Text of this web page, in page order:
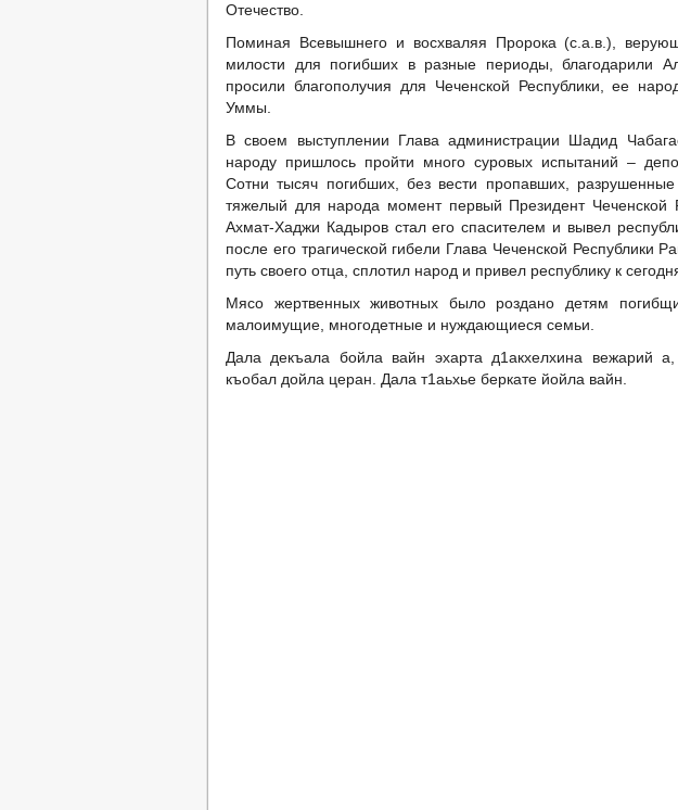
Отечество.
Поминая Всевышнего и восхваляя Пророка (с.а.в.),
милости для погибших в разные периоды, благодарили
просили благополучия для Чеченской Республики, ее
Уммы.
В своем выступлении Глава администрации Шадид
народу пришлось пройти много суровых испытаний –
Сотни тысяч погибших, без вести пропавших,
тяжелый для народа момент первый Президент Чеченской
Ахмат-Хаджи Кадыров стал его спасителем и вывел
после его трагической гибели Глава Чеченской Республики
путь своего отца, сплотил народ и привел республику к
Мясо жертвенных животных было роздано детям
малоимущие, многодетные и нуждающиеся семьи.
Дала декъала бойла вайн эхарта д1акхелхина вежарий
къобал дойла церан. Дала т1аьхье беркате йойла вайн.